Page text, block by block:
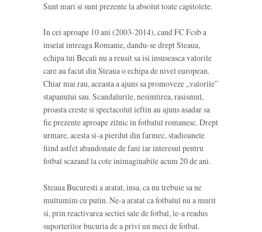
Sunt mari si sunt prezente la absolut toate capitolele.
In cei aproape 10 ani (2003-2014), cand FC Fcsb a
inselat intreaga Romanie, dandu-se drept Steaua,
echipa lui Becali nu a reusit sa isi insuseasca valorile
care au facut din Steaua o echipa de nivel european.
Chiar mai rau, aceasta a ajuns sa promoveze „valorile”
stapanului sau. Scandalurile, nesimtirea, rasismul,
proasta creste si spectacolul ieftin au ajuns asadar sa
fie prezente aproape zilnic in fotbalul romanesc. Drept
urmare, acesta si-a pierdut din farmec, stadioanele
fiind astfel abandonate de fani iar interesul pentru
fotbal scazand la cote inimaginabile acum 20 de ani.
Steaua Bucuresti a aratat, insa, ca nu trebuie sa ne
multumim cu putin. Ne-a aratat ca fotbalul nu a murit
si, prin reactivarea sectiei sale de fotbal, le-a readus
suporterilor bucuria de a privi un meci de fotbal.